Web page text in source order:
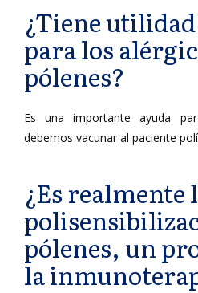
¿Tiene
para los
pólenes?
Es una importante ayuda
debemos vacunar al paciente
¿Es realmente
pólenes, un
la